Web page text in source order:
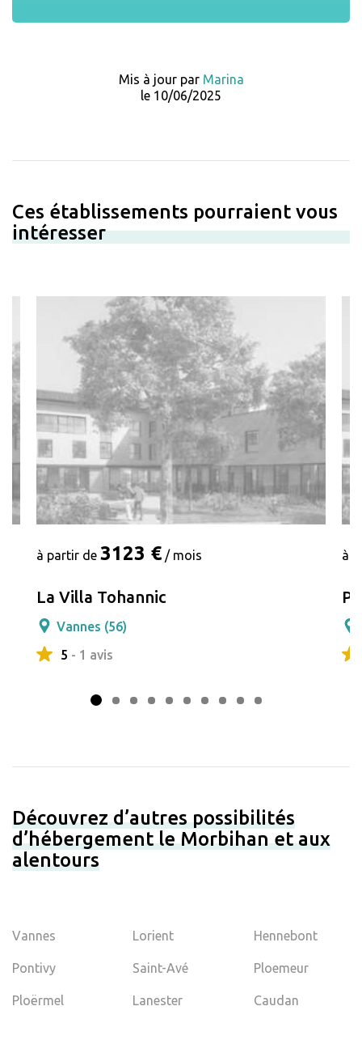
Mis à jour par Marina
le 10/06/2025
Ces établissements pourraient vous
intéresser
à partir de 3123 € / mois
La Villa Tohannic
Vannes (56)
5 - 1 avis
à
Découvrez d’autres possibilités
d’hébergement le Morbihan et aux
alentours
Vannes Lorient Hennebont
Pontivy Saint-Avé Ploemeur
Ploërmel Lanester Caudan